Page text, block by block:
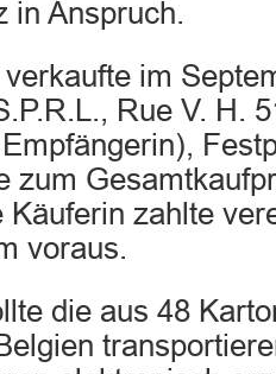
in Anspruch.
im
Rue V. H.
zum
Käuferin zahlte
voraus.
die aus 48